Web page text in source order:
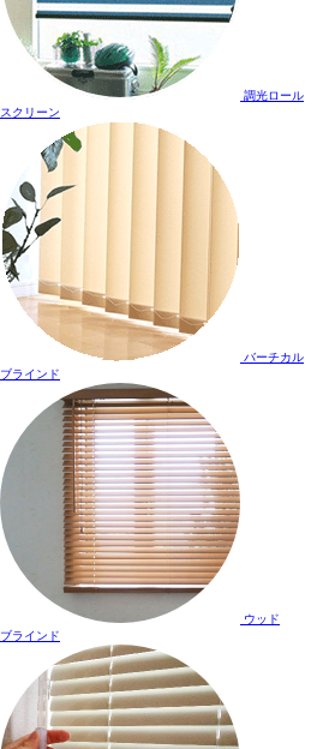
調光ロール
スクリーン
バーチカル
ブラインド
ウッド
ブラインド